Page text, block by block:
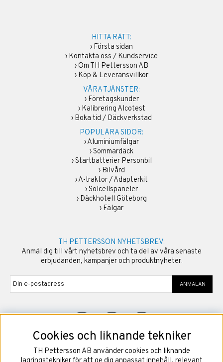
HITTA RÄTT:
› Första sidan
› Kontakta oss / Kundservice
› Om TH Pettersson AB
› Köp & Leveransvillkor
VÅRA TJÄNSTER:
› Företagskunder
› Kalibrering Alcotest
› Boka tid / Däckverkstad
POPULÄRA SIDOR:
›Aluminiumfälgar
›Sommardäck
›Startbatterier Personbil
› Bilvård
›A-traktor / Adapterkit
›Solcellspaneler
› Däckhotell Göteborg
› Fälgar
TH PETTERSSON NYHETSBREV:
Anmäl dig till vårt nyhetsbrev och ta del av våra senaste
erbjudanden, kampanjer och produktnyheter.
ANMÄLAN
©2026Copyright TH Pettersson AB
Cookies och liknande tekniker
TH Pettersson AB använder cookies och liknande